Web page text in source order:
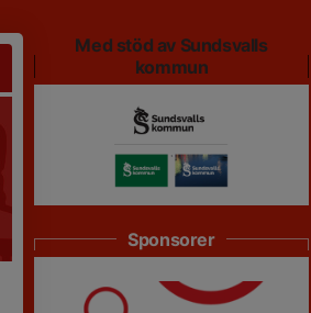
Med stöd av Sundsvalls
kommun
Sponsorer